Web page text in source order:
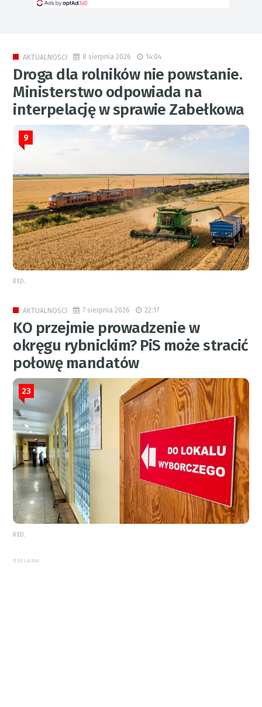
AKTUALNOŚCI 8 sierpnia 2026 14:04
Droga dla rolników nie powstanie.
Ministerstwo odpowiada na
interpelację w sprawie Zabełkowa
9
RED.
AKTUALNOŚCI 7 sierpnia 2026 22:17
KO przejmie prowadzenie w
okręgu rybnickim? PiS może stracić
połowę mandatów
23
RED.
REKLAMA